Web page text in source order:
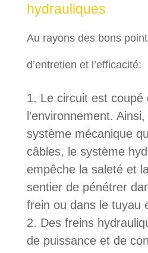
hydrauliques
Au rayons des bons
d’entretien et l’efficacité:
Le circuit est coupé
l’environnement.
système mécanique
câbles, le système
empêche la saleté et
sentier de pénétrer
frein ou dans le tuyau
Des freins
de puissance et de